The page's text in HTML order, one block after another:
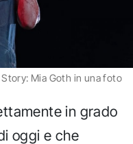
Mia Goth in una foto
in grado
oggi e che